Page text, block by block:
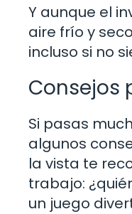
Y aunque el
aire frío y
incluso si no
Consejos
Si pasas
algunos
la vista te
trabajo:
un juego